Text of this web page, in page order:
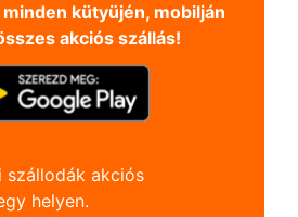
kütyüjén, mobilján
akciós szállás!
szállodák akciós
helyen.